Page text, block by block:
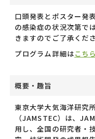
口頭発表とポスター発
の感染症の状況次第で
きますのでご了承くださ
プログラム詳細はこちら
概要・趣旨
東京大学大気海洋研究
（JAMSTEC）は、
用し、全国の研究者・